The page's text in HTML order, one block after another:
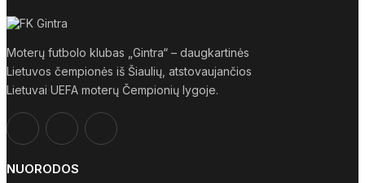
Moterų futbolo klubas „Gintra“ – daugkartinės
Lietuvos čempionės iš Šiaulių, atstovaujančios
Lietuvai UEFA moterų Čempionių lygoje.
NUORODOS